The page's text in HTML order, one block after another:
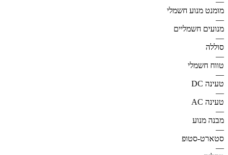
מומנט מנוע חשמלי
—
מנועים חשמליים
—
סוללה
—
טווח חשמלי
—
טעינה DC
—
טעינה AC
—
מבנה מנוע
—
סטארט-סטופ
—